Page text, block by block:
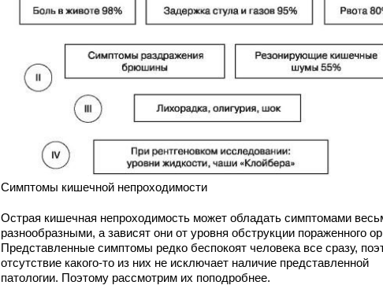
Симптомы кишечной непроходимости
Острая кишечная непроходимость может обладать симптомами
разнообразными, а зависят они от уровня обструкции пораженного
Представленные симптомы редко беспокоят человека все сразу,
отсутствие какого-то из них не исключает наличие представленной
патологии. Поэтому рассмотрим их поподробнее.